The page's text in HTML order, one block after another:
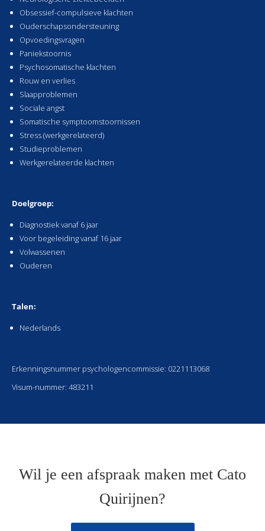
Obsessief-compulsieve klachten
Ouderschapsondersteuning
Opvoedingsvragen
Paniekstoornis
Psychosomatische klachten
Rouw en verlies
Slaapproblemen
Sociale angst
Somatische symptoomstoornissen
Stress (werkgerelateerd)
Studieproblemen
Werkgerelateerde klachten
Doelgroep:
Diagnostiek vanaf 6 jaar
Voor begeleiding vanaf 16 jaar
Volwassenen
Ouderen
Talen:
Nederlands
Erkenningsnummer psychologencommissie: 0221113068
Visum-nummer: 483211
Wil je een afspraak maken met Cato
Quirijnen?